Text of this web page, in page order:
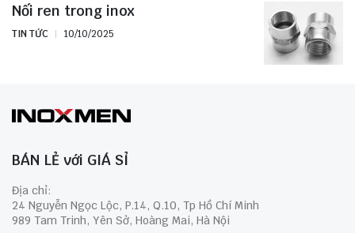
Nối ren trong inox
TIN TỨC 10/10/2025
BÁN LẺ với GIÁ SỈ
Địa chỉ:
24 Nguyễn Ngọc Lộc, P.14, Q.10, Tp Hồ Chí Minh
989 Tam Trinh, Yên Sở, Hoàng Mai, Hà Nội